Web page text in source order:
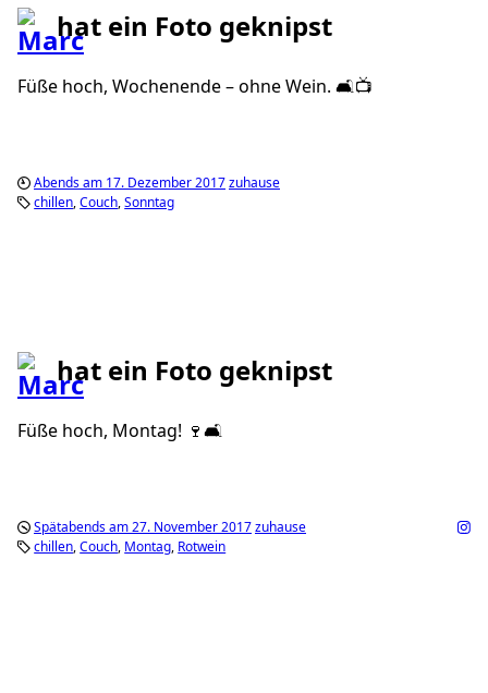
hat ein Foto geknipst
Füße hoch, Wochenende – ohne Wein. 🛋📺
Abends am 17. Dezember 2017zuhause
chillen Couch Sonntag
hat ein Foto geknipst
Füße hoch, Montag! 🍷🛋
Spätabends am 27. November 2017zuhause
chillen Couch Montag Rotwein